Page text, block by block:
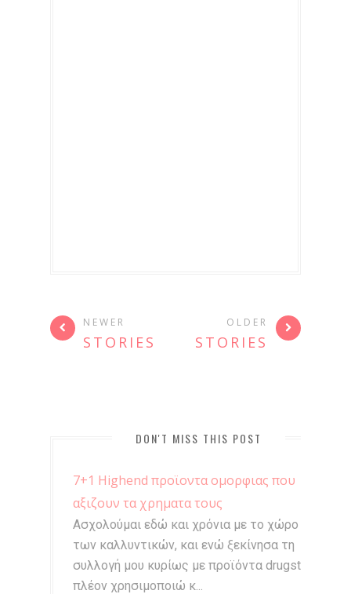
NEWER
STORIES
OLDER
STORIES
DON'T MISS THIS POST
7+1 Highend προϊοντα ομορφιας που
αξιζουν τα χρηματα τους
Ασχολούμαι εδώ και χρόνια με το χώρο
των καλλυντικών, και ενώ ξεκίνησα τη
συλλογή μου κυρίως με προϊόντα drugstore,
πλέον χρησιμοποιώ κ...